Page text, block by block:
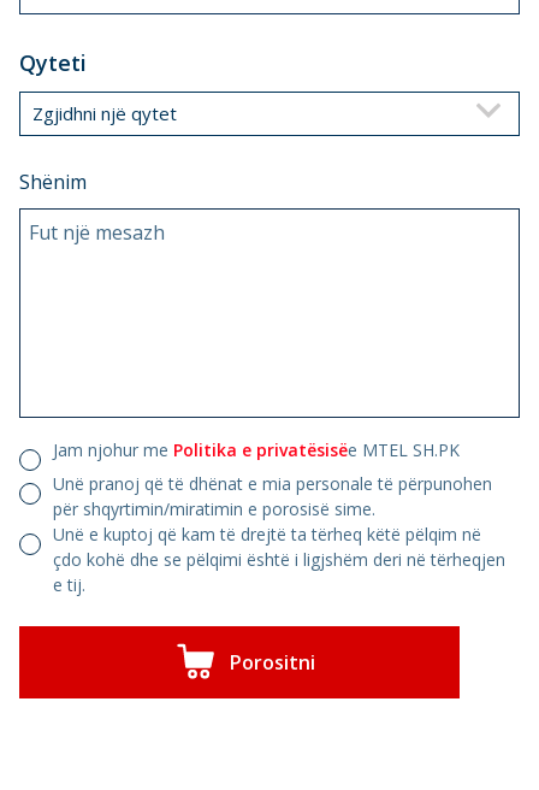
Qyteti
Zgjidhni një qytet
Shënim
Fut një mesazh
Jam njohur me Politika e privatësisëe MTEL SH.PK
Unë pranoj që të dhënat e mia personale të përpunohen
për shqyrtimin/miratimin e porosisë sime.
Unë e kuptoj që kam të drejtë ta tërheq këtë pëlqim në
çdo kohë dhe se pëlqimi është i ligjshëm deri në tërheqjen
e tij.
Porositni